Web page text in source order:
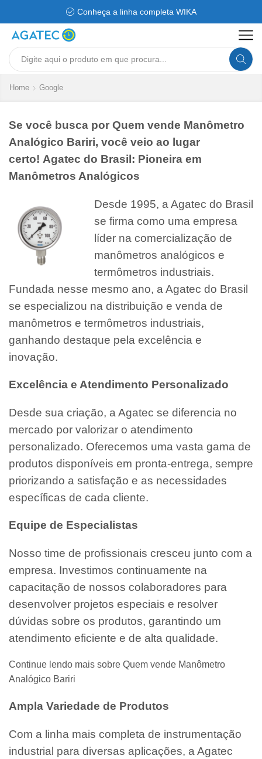
Conheça a linha completa WIKA
Search
Home Google
Se você busca por Quem vende Manômetro
Analógico Bariri, você veio ao lugar
certo! Agatec do Brasil: Pioneira em
Manômetros Analógicos
Desde 1995, a Agatec do Brasil
se firma como uma empresa
líder na comercialização de
manômetros analógicos e
termômetros industriais.
Fundada nesse mesmo ano, a Agatec do Brasil
se especializou na distribuição e venda de
manômetros e termômetros industriais,
ganhando destaque pela excelência e
inovação.
Excelência e Atendimento Personalizado
Desde sua criação, a Agatec se diferencia no
mercado por valorizar o atendimento
personalizado. Oferecemos uma vasta gama de
produtos disponíveis em pronta-entrega, sempre
priorizando a satisfação e as necessidades
específicas de cada cliente.
Equipe de Especialistas
Nosso time de profissionais cresceu junto com a
empresa. Investimos continuamente na
capacitação de nossos colaboradores para
desenvolver projetos especiais e resolver
dúvidas sobre os produtos, garantindo um
atendimento eficiente e de alta qualidade.
Continue lendo mais sobre Quem vende Manômetro
Analógico Bariri
Ampla Variedade de Produtos
Com a linha mais completa de instrumentação
industrial para diversas aplicações, a Agatec